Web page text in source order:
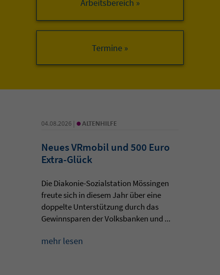
Arbeitsbereich »
04.08.2026 | • ALTENHILFE
Neues VRmobil und 500 Euro
Extra-Glück
Die Diakonie-Sozialstation Mössingen
freute sich in diesem Jahr über eine
doppelte Unterstützung durch das
Gewinnsparen der Volksbanken und ...
mehr lesen